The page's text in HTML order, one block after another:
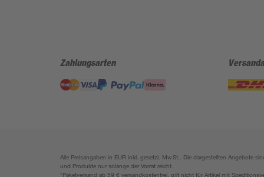
Zahlungsarten
Alle Preisangaben in EUR inkl. gesetzl. MwSt.. Die dargestellten Angebote
und Produkte nur solange der Vorrat reicht.
*Paketversand ab 59 € versandkostenfrei, gilt nicht für Artikel mit